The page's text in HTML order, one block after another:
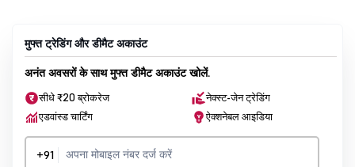
मुफ्त ट्रेडिंग और डीमैट अकाउंट
अनंत अवसरों के साथ मुफ्त डीमैट अकाउंट खोलें.
सीधे ₹20 ब्रोकरेज
नेक्स्ट-जेन ट्रेडिंग
एडवांस्ड चार्टिंग
ऐक्शनेबल आइडिया
+91